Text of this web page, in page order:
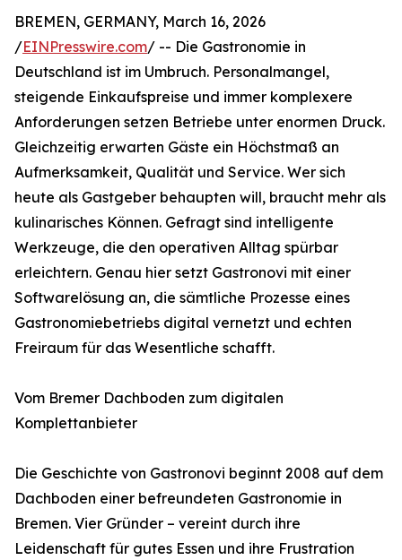
BREMEN, GERMANY, March 16, 2026
/EINPresswire.com/ -- Die Gastronomie in
Deutschland ist im Umbruch. Personalmangel,
steigende Einkaufspreise und immer komplexere
Anforderungen setzen Betriebe unter enormen Druck.
Gleichzeitig erwarten Gäste ein Höchstmaß an
Aufmerksamkeit, Qualität und Service. Wer sich
heute als Gastgeber behaupten will, braucht mehr als
kulinarisches Können. Gefragt sind intelligente
Werkzeuge, die den operativen Alltag spürbar
erleichtern. Genau hier setzt Gastronovi mit einer
Softwarelösung an, die sämtliche Prozesse eines
Gastronomiebetriebs digital vernetzt und echten
Freiraum für das Wesentliche schafft.
Vom Bremer Dachboden zum digitalen
Komplettanbieter
Die Geschichte von Gastronovi beginnt 2008 auf dem
Dachboden einer befreundeten Gastronomie in
Bremen. Vier Gründer – vereint durch ihre
Leidenschaft für gutes Essen und ihre Frustration